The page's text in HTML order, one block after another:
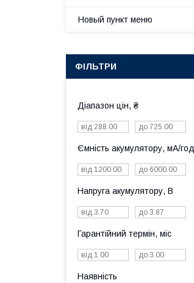
Новый пункт меню
ФІЛЬТРИ
Діапазон цін, ₴
Ємність акумулятору, мА/год
Напруга акумулятору, В
Гарантійний термін, міс
Наявність